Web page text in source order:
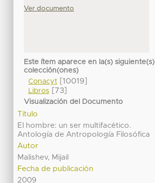
Ver documento
Este ítem aparece en la(s) siguiente(s)
colección(ones)
Conacyt[10019]
Libros[73]
Visualización del Documento
Título
El hombre: un ser multifacético.
Antología de Antropología Filosófica
Autor
Malishev, Mijail
Fecha de publicación
2009